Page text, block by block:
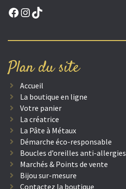
Facebook
Instagram
TikTok
Plan du site
Accueil
La boutique en ligne
Votre panier
La créatrice
La Pâte à Métaux
Démarche éco-responsable
Boucles d’oreilles anti-allergies
Marchés & Points de vente
Bijou sur-mesure
Contactez la boutique